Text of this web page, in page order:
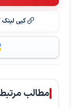
کپی لینک
مطالب